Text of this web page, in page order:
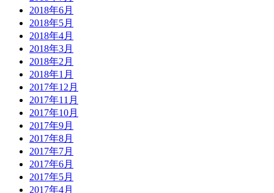
2018年6月
2018年5月
2018年4月
2018年3月
2018年2月
2018年1月
2017年12月
2017年11月
2017年10月
2017年9月
2017年8月
2017年7月
2017年6月
2017年5月
2017年4月